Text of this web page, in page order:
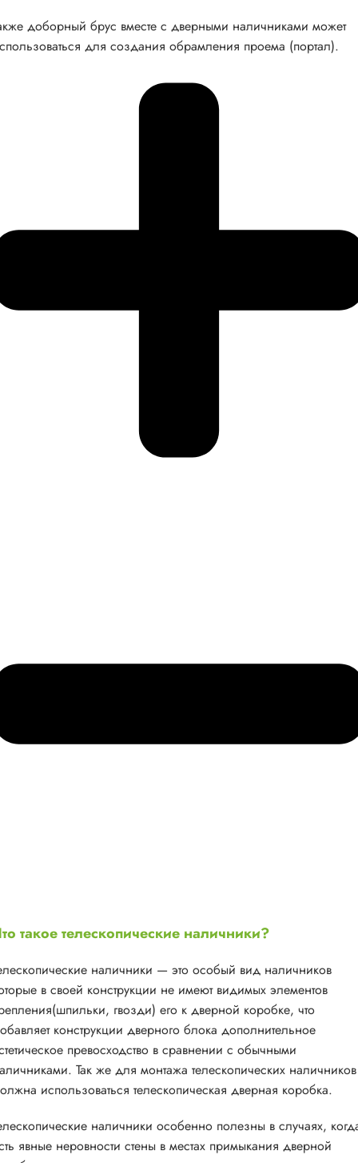
доборный брус вместе с дверными наличниками может
для создания обрамления проема (портал).
такое телескопические наличники?
наличники — это особый вид наличников
в своей конструкции не имеют видимых элементов
гвозди) его к дверной коробке, что
конструкции дверного блока дополнительное
превосходство в сравнении с обычными
Так же для монтажа телескопических наличников
использоваться телескопическая дверная коробка.
наличники особенно полезны в случаях,
явные неровности стены в местах примыкания дверной